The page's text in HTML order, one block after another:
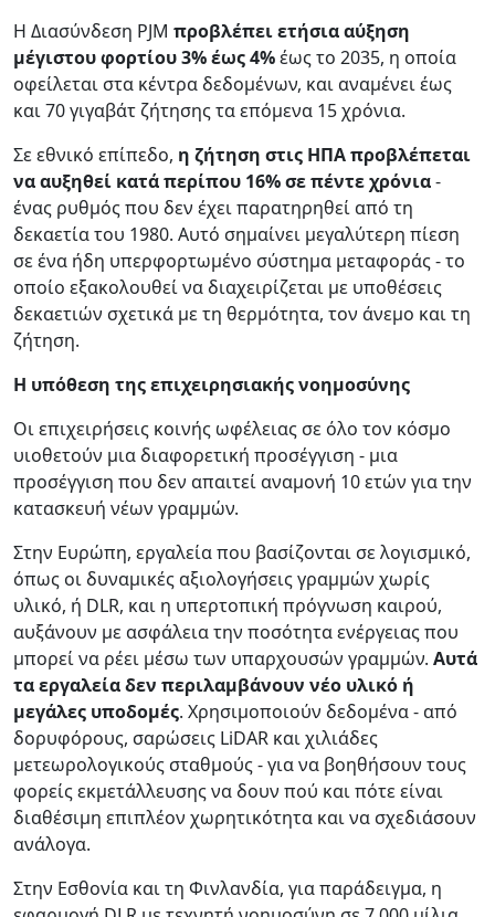
Η Διασύνδεση PJM προβλέπει ετήσια αύξηση
μέγιστου φορτίου 3% έως 4%έως το 2035, η οποία
οφείλεται στα κέντρα δεδομένων, και αναμένει έως
και 70 γιγαβάτ ζήτησης τα επόμενα 15 χρόνια.
Σε εθνικό επίπεδο, η ζήτηση στις ΗΠΑ προβλέπεται
να αυξηθεί κατά περίπου 16% σε πέντε χρόνια-
ένας ρυθμός που δεν έχει παρατηρηθεί από τη
δεκαετία του 1980. Αυτό σημαίνει μεγαλύτερη πίεση
σε ένα ήδη υπερφορτωμένο σύστημα μεταφοράς - το
οποίο εξακολουθεί να διαχειρίζεται με υποθέσεις
δεκαετιών σχετικά με τη θερμότητα, τον άνεμο και τη
ζήτηση.
Η υπόθεση της επιχειρησιακής νοημοσύνης
Οι επιχειρήσεις κοινής ωφέλειας σε όλο τον κόσμο
υιοθετούν μια διαφορετική προσέγγιση - μια
προσέγγιση που δεν απαιτεί αναμονή 10 ετών για την
κατασκευή νέων γραμμών.
Στην Ευρώπη, εργαλεία που βασίζονται σε λογισμικό,
όπως οι δυναμικές αξιολογήσεις γραμμών χωρίς
υλικό, ή DLR, και η υπερτοπική πρόγνωση καιρού,
αυξάνουν με ασφάλεια την ποσότητα ενέργειας που
μπορεί να ρέει μέσω των υπαρχουσών γραμμών. Αυτά
τα εργαλεία δεν περιλαμβάνουν νέο υλικό ή
μεγάλες υποδομές. Χρησιμοποιούν δεδομένα - από
δορυφόρους, σαρώσεις LiDAR και χιλιάδες
μετεωρολογικούς σταθμούς - για να βοηθήσουν τους
φορείς εκμετάλλευσης να δουν πού και πότε είναι
διαθέσιμη επιπλέον χωρητικότητα και να σχεδιάσουν
ανάλογα.
Στην Εσθονία και τη Φινλανδία, για παράδειγμα, η